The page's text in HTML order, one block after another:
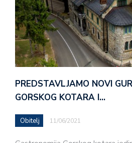
PREDSTAVLJAMO NOVI
GORSKOG KOTARA I…
Obitelj 11/06/2021